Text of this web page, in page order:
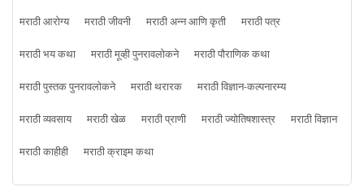
मराठी आरोग्य
मराठी जीवनी मराठी अन्न आणि कृती
मराठी पत्र
मराठी भय कथा
मराठी मूव्ही पुनरावलोकने
मराठी पौराणिक कथा
मराठी पुस्तक पुनरावलोकने
मराठी थरारक
मराठी विज्ञान-कल्पनारम्य
मराठी व्यवसाय
मराठी खेळ मराठी प्राणी मराठी ज्योतिषशास्त्र
मराठी विज्ञान
मराठी काहीही
मराठी क्राइम कथा